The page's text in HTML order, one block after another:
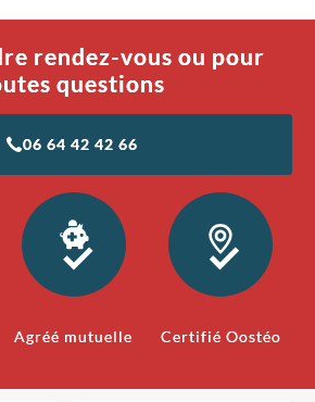
rendez-vous ou pour
questions
06 64 42 42 66
Agréé mutuelle Certifié Oostéo